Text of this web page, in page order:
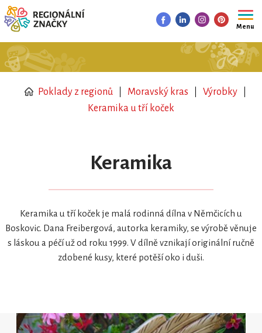
Menu
Poklady z regionů Moravský kras
Výrobky
Keramika u tří koček
Keramika
Keramika u tří koček je malá rodinná dílna v Němčicích u
Boskovic. Dana Freibergová, autorka keramiky, se výrobě věnuje
s láskou a péčí už od roku 1999. V dílně vznikají originální ručně
zdobené kusy, které potěší oko i duši.